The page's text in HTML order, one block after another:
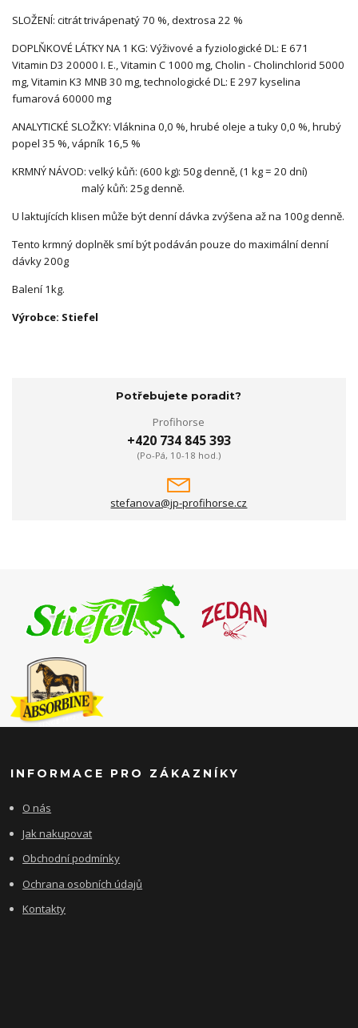
SLOŽENÍ: citrát trivápenatý 70 %, dextrosa 22 %
DOPLŇKOVÉ LÁTKY NA 1 KG: Výživové a fyziologické DL: E 671
Vitamin D3 20000 I. E., Vitamin C 1000 mg, Cholin - Cholinchlorid 5000
mg, Vitamin K3 MNB 30 mg, technologické DL: E 297 kyselina
fumarová 60000 mg
ANALYTICKÉ SLOŽKY: Vláknina 0,0 %, hrubé oleje a tuky 0,0 %, hrubý
popel 35 %, vápník 16,5 %
KRMNÝ NÁVOD: velký kůň: (600 kg): 50g denně, (1 kg = 20 dní)
malý kůň: 25g denně.
U laktujících klisen může být denní dávka zvýšena až na 100g denně.
Tento krmný doplněk smí být podáván pouze do maximální denní
dávky 200g
Balení 1kg.
Výrobce: Stiefel
Potřebujete poradit?
Profihorse
+420 734 845 393
(Po-Pá, 10-18 hod.)
stefanova@jp-profihorse.cz
INFORMACE PRO ZÁKAZNÍKY
O nás
Jak nakupovat
Obchodní podmínky
Ochrana osobních údajů
Kontakty